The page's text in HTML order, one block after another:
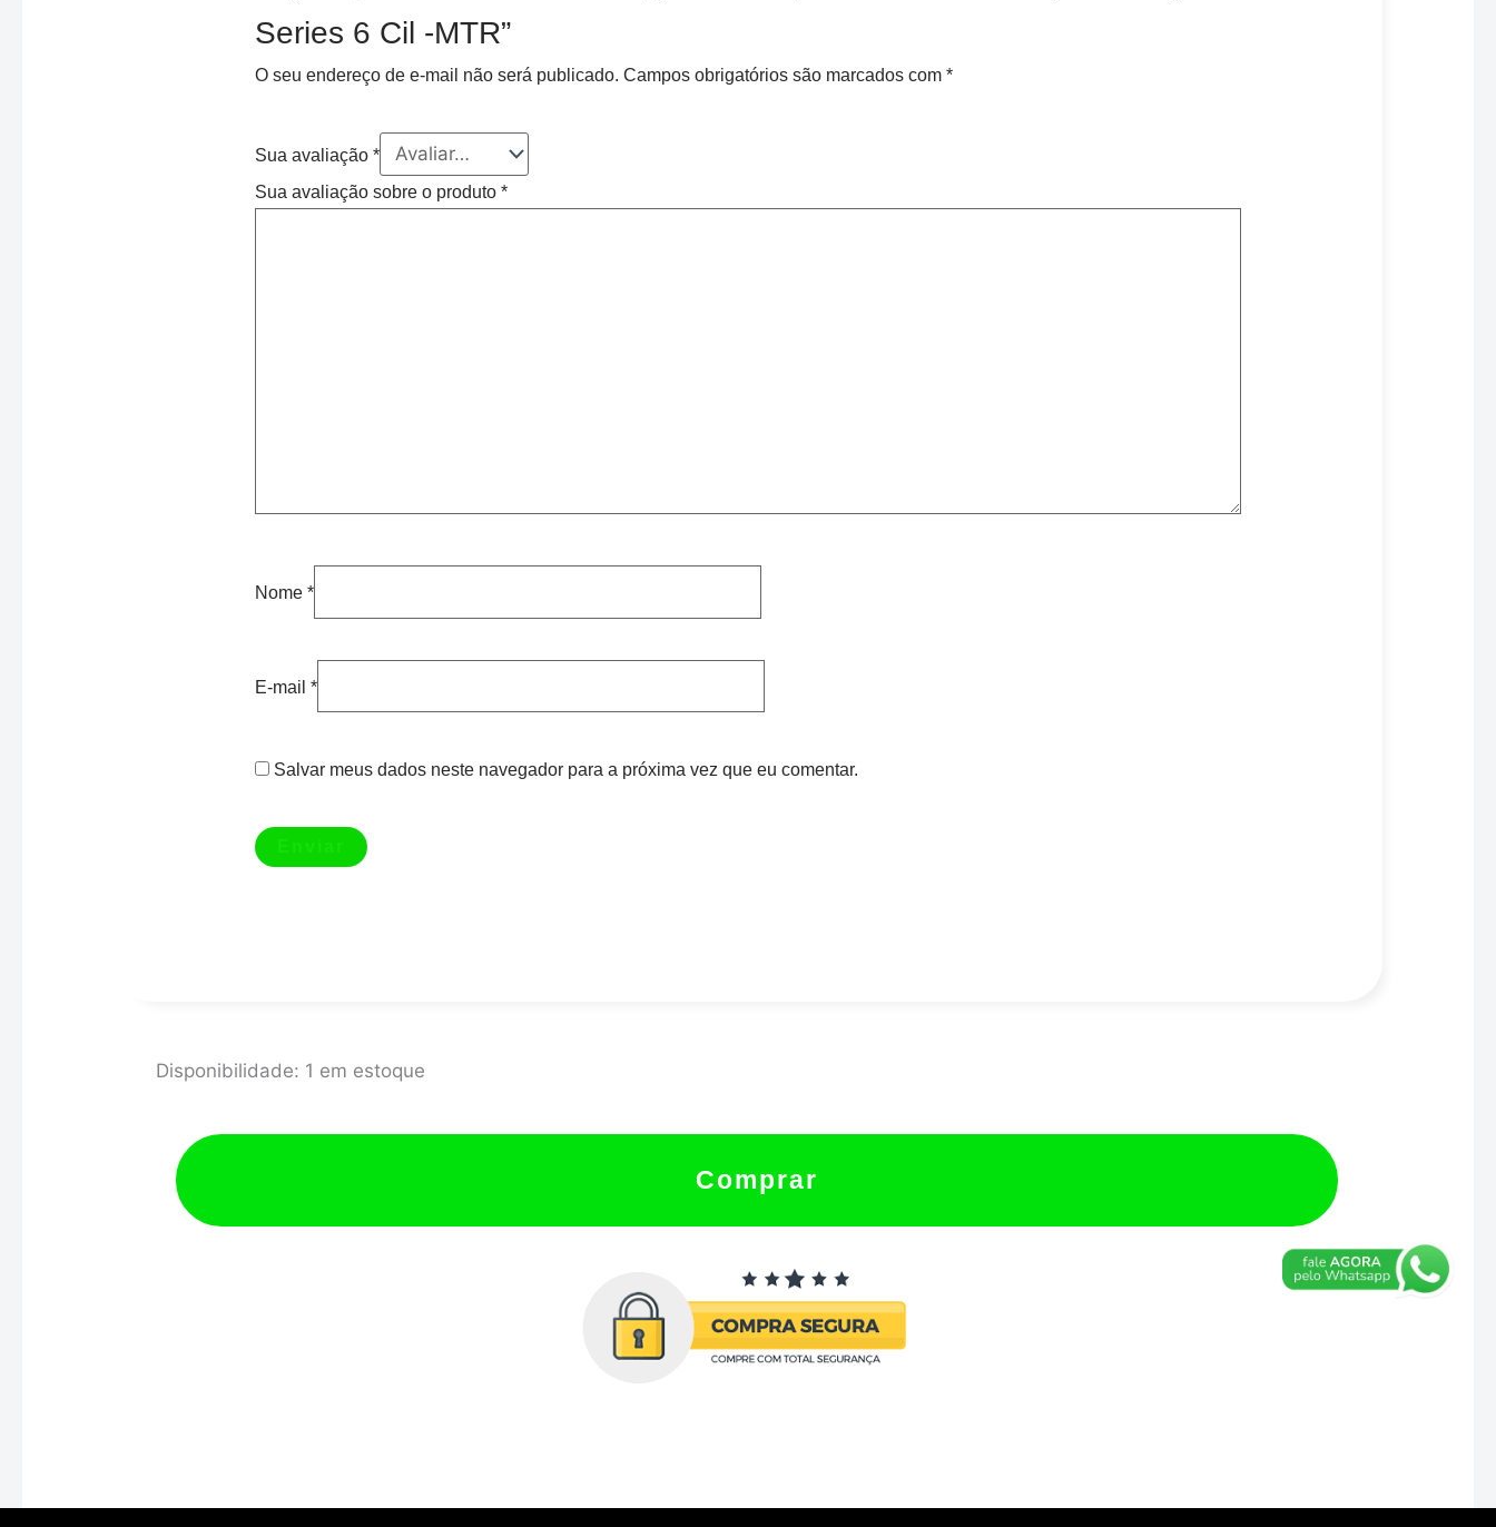
Series 6 Cil -MTR”
O seu endereço de e-mail não será publicado. Campos obrigatórios são marcados com *
Sua avaliação *
Sua avaliação sobre o produto *
Nome *
E-mail *
Salvar meus dados neste navegador para a próxima vez que eu comentar.
Disponibilidade: 1 em estoque
Biela
Pol
Pino
Comprar